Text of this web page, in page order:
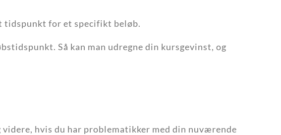
tidspunkt for et specifikt beløb.
Så kan man udregne din kursgevinst, og
hvis du har problematikker med din nuværende